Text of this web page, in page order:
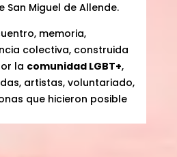
Miguel de Allende.
memoria,
colectiva, construida
la comunidad LGBT+,
artistas, voluntariado,
que hicieron posible